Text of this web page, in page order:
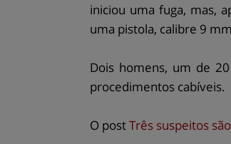
iniciou uma fuga, mas,
uma pistola, calibre 9
Dois homens, um de
procedimentos cabíveis.
O postTrês suspeitos